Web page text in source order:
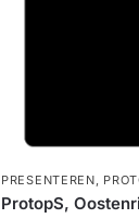
PRESENTEREN,
ProtopS,